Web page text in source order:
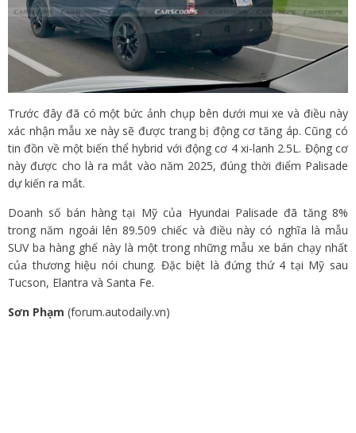
Trước đây đã có một bức ảnh chụp bên dưới mui xe và điều này
xác nhận mẫu xe này sẽ được trang bị động cơ tăng áp. Cũng có
tin đồn về một biến thể hybrid với động cơ 4 xi-lanh 2.5L. Động cơ
này được cho là ra mắt vào năm 2025, đúng thời điểm Palisade
dự kiến ​​​​ra mắt.
Doanh số bán hàng tại Mỹ của Hyundai Palisade đã tăng 8%
trong năm ngoái lên 89.509 chiếc và điều này có nghĩa là mẫu
SUV ba hàng ghế này là một trong những mẫu xe bán chạy nhất
của thương hiệu nói chung. Đặc biệt là đứng thứ 4 tại Mỹ sau
Tucson, Elantra và Santa Fe.
Sơn Phạm (forum.autodaily.vn)